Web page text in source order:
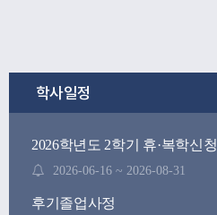
학사일정
2026학년도 2학기 휴·복학신청
2026-06-16 ~ 2026-08-31
후기졸업사정